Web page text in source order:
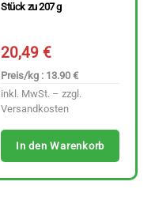
Stück zu 207 g
20,49€
Preis/kg : 13.90 €
inkl. MwSt. – zzgl.
Versandkosten
In den Warenkorb